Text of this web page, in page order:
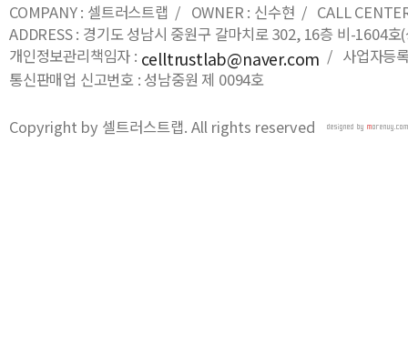
COMPANY : 셀트러스트랩 / OWNER : 신수현 / CALL
ADDRESS : 경기도 성남시 중원구 갈마치로 302, 16층 비-1604
개인정보관리책임자 : celltrustlab@naver.com / 사업자등
통신판매업 신고번호 : 성남중원 제 0094호
Copyright by 셀트러스트랩. All rights reserved